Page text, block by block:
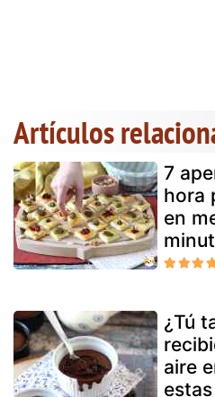
Artículos
7
hora
en
¿Tú
aire